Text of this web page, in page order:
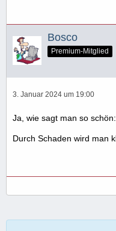
Bosco
Premium-Mitglied
3. Januar 2024 um 19:00
Ja, wie sagt man so schön:
Durch Schaden wird man